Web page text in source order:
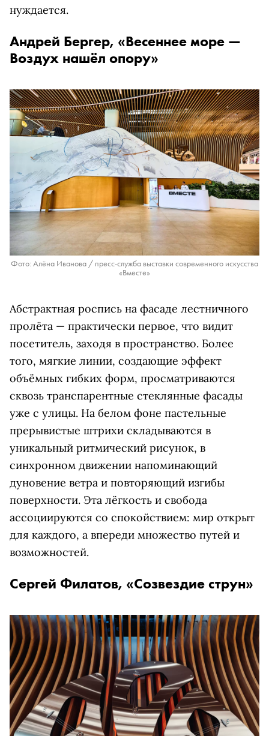
нуждается.
Андрей Бергер, «Весеннее море —
Воздух нашёл опору»
Фото: Алёна Иванова / пресс-служба выставки современного искусства
«Вместе»
Абстрактная роспись на фасаде лестничного
пролёта — практически первое, что видит
посетитель, заходя в пространство. Более
того, мягкие линии, создающие эффект
объёмных гибких форм, просматриваются
сквозь транспарентные стеклянные фасады
уже с улицы. На белом фоне пастельные
прерывистые штрихи складываются в
уникальный ритмический рисунок, в
синхронном движении напоминающий
дуновение ветра и повторяющий изгибы
поверхности. Эта лёгкость и свобода
ассоциируются со спокойствием: мир открыт
для каждого, а впереди множество путей и
возможностей.
Сергей Филатов, «Созвездие струн»